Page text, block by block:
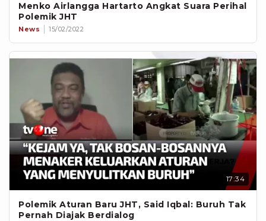
Menko Airlangga Hartarto Angkat Suara Perihal
Polemik JHT
News 15/02/2022
17:34
Polemik Aturan Baru JHT, Said Iqbal: Buruh Tak
Pernah Diajak Berdialog